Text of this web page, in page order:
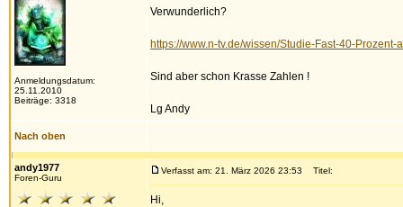
Anmeldungsdatum:
25.11.2010
Beiträge: 3318
Verwunderlich?
https://www.n-tv.de/wissen/Studie-Fast-40-
Sind aber schon Krasse Zahlen !
Lg Andy
Nach oben
andy1977
Foren-Guru
Verfasst am: 21. März 2026 23:53 Titel:
Hi,